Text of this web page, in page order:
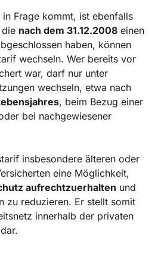
Frage kommt, ist ebenfalls
nach dem 31.12.2008 einen
haben, können
wechseln. Wer bereits vor
war, darf nur unter
wechseln, etwa nach
, beim Bezug einer
bei nachgewiesener
insbesondere älteren oder
eine Möglichkeit,
aufrechtzuerhalten und
zu reduzieren. Er stellt somit
innerhalb der privaten